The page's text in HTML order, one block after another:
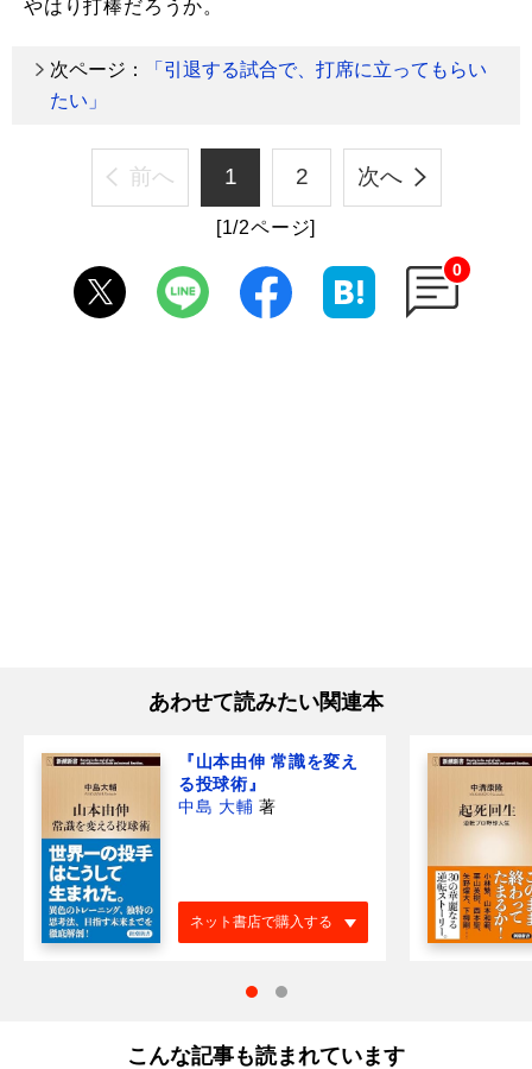
やはり打棒だろうか。
次ページ：
「引退する試合で、打席に立ってもらい
たい」
前へ 1 2 次へ
[1/2ページ]
0
あわせて読みたい関連本
『山本由伸 常識を変え
る投球術』
中島 大輔 著
ネット書店で購入する
こんな記事も読まれています